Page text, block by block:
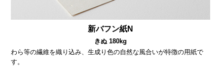
新バフン紙N
きぬ 180kg
わら等の繊維を織り込み、生成り色の自然な風合いが特徴の用紙で
す。